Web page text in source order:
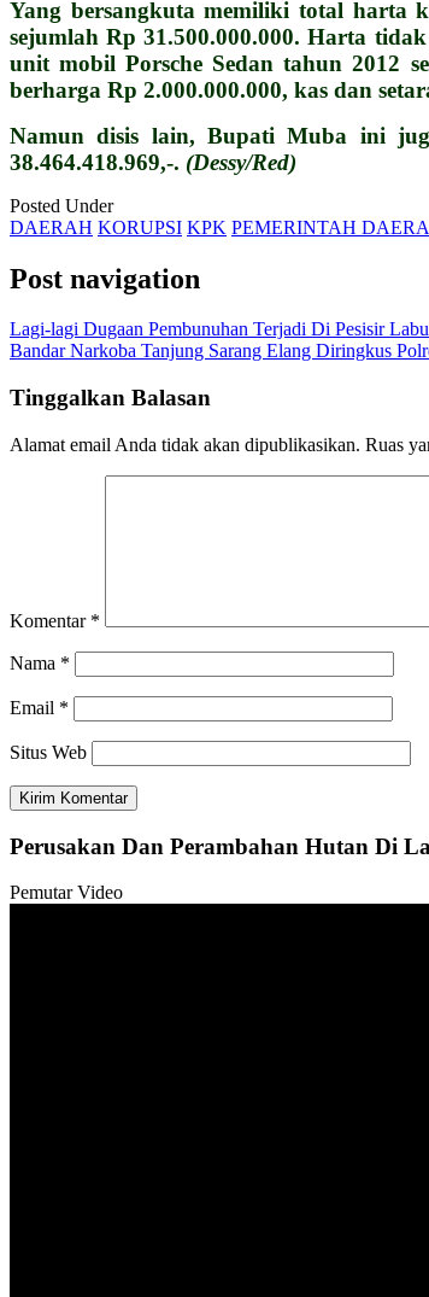
Yang bersangkuta memiliki total harta
sejumlah Rp 31.500.000.000. Harta
unit mobil Porsche Sedan tahun 2012
berharga Rp 2.000.000.000, kas dan
Namun disis lain, Bupati Muba ini
38.464.418.969,-. (Dessy/Red)
Posted Under
DAERAH KORUPSI KPK PEMERINTAH
Post navigation
Lagi-lagi Dugaan Pembunuhan Terjadi Di Pesisir
Bandar Narkoba Tanjung Sarang Elang Diringkus
Tinggalkan Balasan
Alamat email Anda tidak akan dipublikasikan. Ruas
Komentar *
Nama *
Email *
Situs Web
Perusakan Dan Perambahan Hutan Di
Pemutar Video